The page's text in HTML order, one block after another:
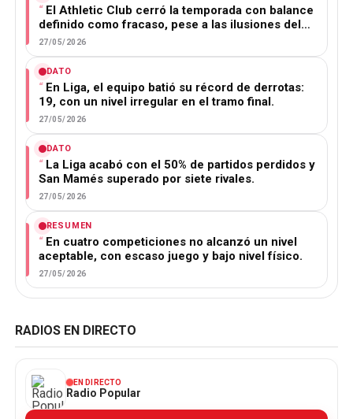
El Athletic Club cerró la temporada con balance
definido como fracaso, pese a las ilusiones del…
27/05/2026
DATO
En Liga, el equipo batió su récord de derrotas:
19, con un nivel irregular en el tramo final.
27/05/2026
DATO
La Liga acabó con el 50% de partidos perdidos y
San Mamés superado por siete rivales.
27/05/2026
RESUMEN
En cuatro competiciones no alcanzó un nivel
aceptable, con escaso juego y bajo nivel físico.
27/05/2026
RADIOS EN DIRECTO
EN DIRECTO
Radio Popular